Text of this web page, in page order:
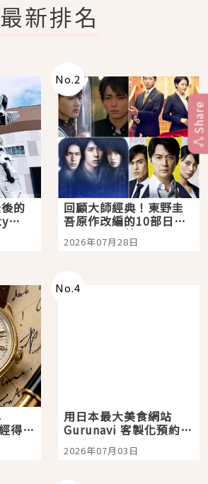
最新排名
的
、
一
No.2
回顧大師經典！東野圭
吾原作改編的10部日本
影視作品推薦
2026年07月28日
得起
五
No.4
用日本最大美食網站
Gurunavi 客製化預約九
大都市餐廳，打造專屬
美食體驗！
2026年07月03日
Share